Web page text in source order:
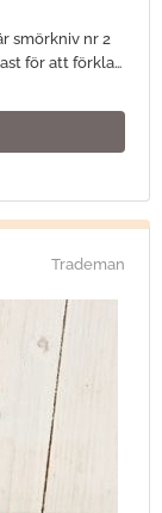
smörkniv nr 2
för att förkla…
Trademan